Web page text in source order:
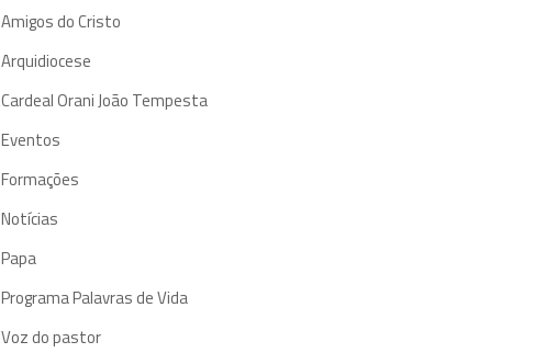
Amigos do Cristo
Arquidiocese
Cardeal Orani João Tempesta
Eventos
Formações
Notícias
Papa
Programa Palavras de Vida
Voz do pastor